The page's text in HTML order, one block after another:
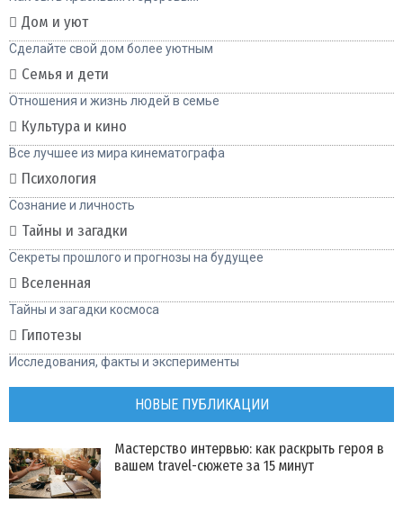
Дом и уют
Сделайте свой дом более уютным
Семья и дети
Отношения и жизнь людей в семье
Культура и кино
Все лучшее из мира кинематографа
Психология
Сознание и личность
Тайны и загадки
Секреты прошлого и прогнозы на будущее
Вселенная
Тайны и загадки космоса
Гипотезы
Исследования, факты и эксперименты
НОВЫЕ ПУБЛИКАЦИИ
Мастерство интервью: как раскрыть героя в
вашем travel-сюжете за 15 минут